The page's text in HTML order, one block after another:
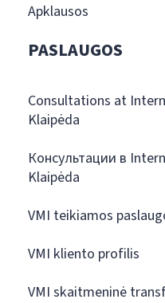
Apklausos
PASLAUGOS
Consultations at
Klaipėda
Консультации в
Klaipėda
VMI teikiamos
VMI kliento profilis
VMI skaitmeninė